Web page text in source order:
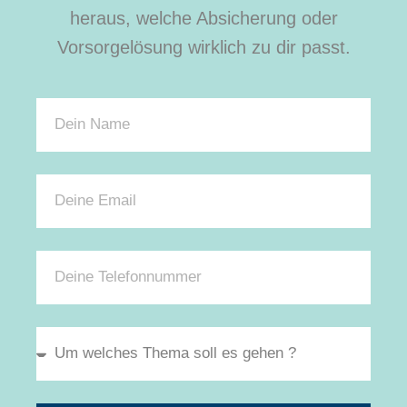
heraus, welche Absicherung oder
Vorsorgelösung wirklich zu dir passt.